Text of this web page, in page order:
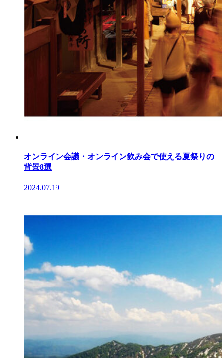
オンライン会議・オンライン飲み会で使える夏祭りの
背景8選
2024.07.19